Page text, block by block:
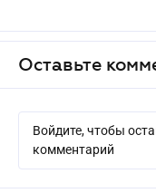
Оставьте
Войдите, чтобы
комментарий